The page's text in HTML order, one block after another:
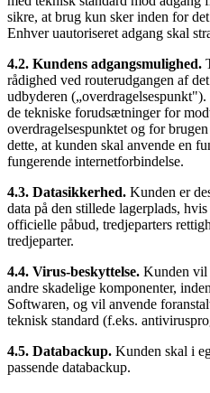
sikre, at brug kun sker inden for
Enhver uautoriseret adgang skal
4.2. Kundens adgangsmulighed.
rådighed ved routerudgangen af
udbyderen
de tekniske forudsætninger for
overdragelsespunktet og for
dette, at kunden skal anvende en
fungerende internetforbindelse.
4.3. Datasikkerhed. Kunden er
data på den stillede lagerplads,
officielle påbud, tredjeparters
tredjeparter.
4.4. Virus-beskyttelse. Kunden vil
andre skadelige komponenter,
Softwaren, og vil anvende
teknisk standard (f.eks.
4.5. Databackup. Kunden skal i
passende databackup.